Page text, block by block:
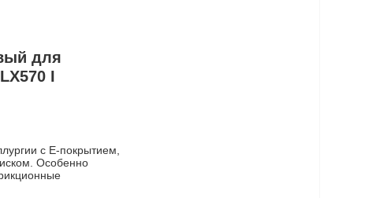
для
I
с E-покрытием,
Особенно